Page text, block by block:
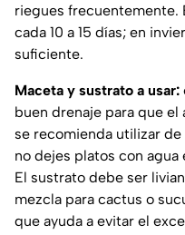
riegues frecuentemente.
cada 10 a 15 días; en
suficiente.
Maceta y sustrato a usar:
buen drenaje para que el
se recomienda utilizar
no dejes platos con agua
El sustrato debe ser
mezcla para cactus o
que ayuda a evitar el